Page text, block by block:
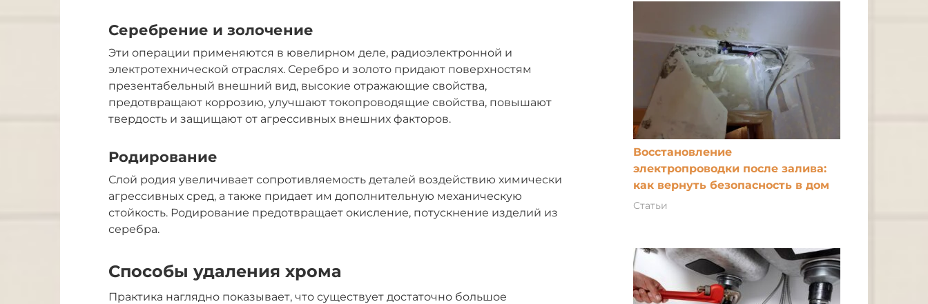
Серебрение и золочение
Эти операции применяются в ювелирном деле, радиоэлектронной и
электротехнической отраслях. Серебро и золото придают поверхностям
презентабельный внешний вид, высокие отражающие свойства,
предотвращают коррозию, улучшают токопроводящие свойства, повышают
твердость и защищают от агрессивных внешних факторов.
Родирование
Слой родия увеличивает сопротивляемость деталей воздействию химически
агрессивных сред, а также придает им дополнительную механическую
стойкость. Родирование предотвращает окисление, потускнение изделий из
серебра.
Способы удаления хрома
Практика наглядно показывает, что существует достаточно большое
Восстановление
электропроводки после залива:
как вернуть безопасность в дом
Статьи